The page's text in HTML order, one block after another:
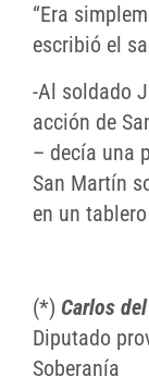
“Era
escribió el
-Al soldado
acción de
– decía una
San Martín
en un
(*) Carlos
Diputado
Soberanía